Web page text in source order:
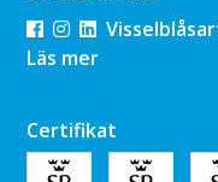
Läs mer
Certifikat